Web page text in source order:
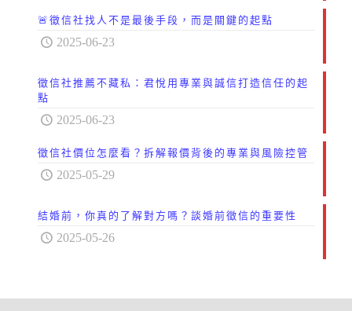
🚨徵信社找人不是最後手段，而是關鍵的起點
2025-06-23
徵信社推薦不藏私：君悅用專業與誠信打造信任的起
點
2025-06-23
徵信社價位怎麼看？拆解報價背後的專業與風險控管
2025-05-29
結婚前，你真的了解對方嗎？談婚前徵信的重要性
2025-05-26